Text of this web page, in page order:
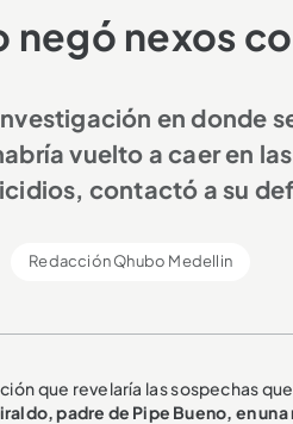
negó nexos
en donde
vuelto a caer en
contactó a su
Redacción Qhubo Medellin
que revelaría las sospechas
padre de Pipe Bueno, en